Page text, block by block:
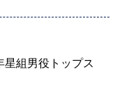
星組男役トップス